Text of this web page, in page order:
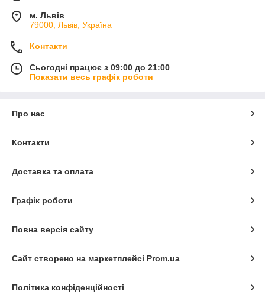
м. Львів
79000, Львів, Україна
Контакти
Сьогодні працює з 09:00 до 21:00
Показати весь графік роботи
Про нас
Контакти
Доставка та оплата
Графік роботи
Повна версія сайту
Сайт створено на маркетплейсі Prom.ua
Політика конфіденційності